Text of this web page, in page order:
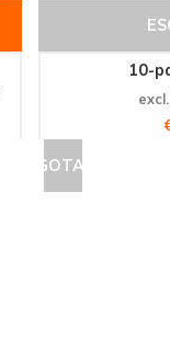
stock
entregas
pouches
escolha
10-
ESGOTADO